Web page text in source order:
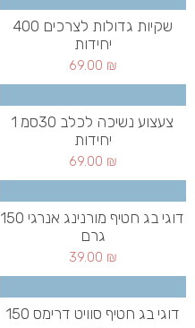
שקיות גדולות לצרכים 400
יחידות
69.00 ₪
צעצוע נשיכה לכלב 30סמ 1
יחידות
69.00 ₪
דוגי בג חטיף מורנינג אנרגי 150
גרם
39.00 ₪
דוגי בג חטיף סוויט דרימס 150